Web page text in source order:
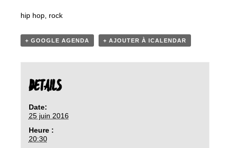
hip hop, rock
+ GOOGLE AGENDA + AJOUTER À ICALENDAR
DETAILS
Date:
25 juin 2016
Heure :
20:30